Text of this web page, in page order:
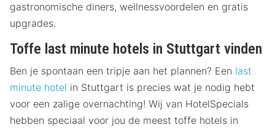
gastronomische diners, wellnessvoordelen en gratis
upgrades.
Toffe last minute hotels in Stuttgart vinden
Ben je spontaan een tripje aan het plannen? Een last
minute hotel in Stuttgart is precies wat je nodig hebt
voor een zalige overnachting! Wij van HotelSpecials
hebben speciaal voor jou de meest toffe hotels in